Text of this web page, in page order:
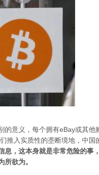
意义，每个拥有eBay或其他
推入实质性的垄断境地，中国
，这本身就是非常危险的事
欲为。